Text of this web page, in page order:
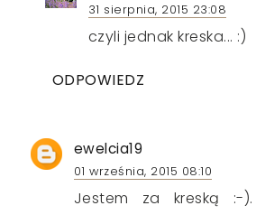
31 sierpnia, 2015 23:08
czyli jednak kreska... :)
ODPOWIEDZ
ewelcia19
01 września, 2015 08:10
Jestem za kreską :-